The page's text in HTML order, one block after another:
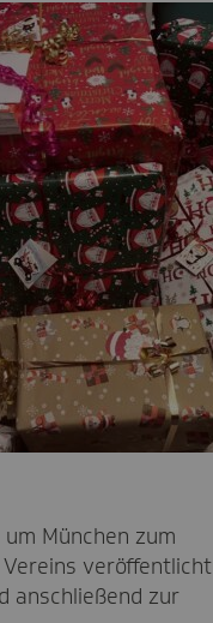
München zum
veröffentlicht
anschließend zur